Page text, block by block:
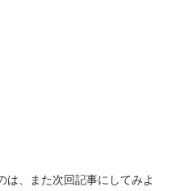
は、また次回記事にしてみよ